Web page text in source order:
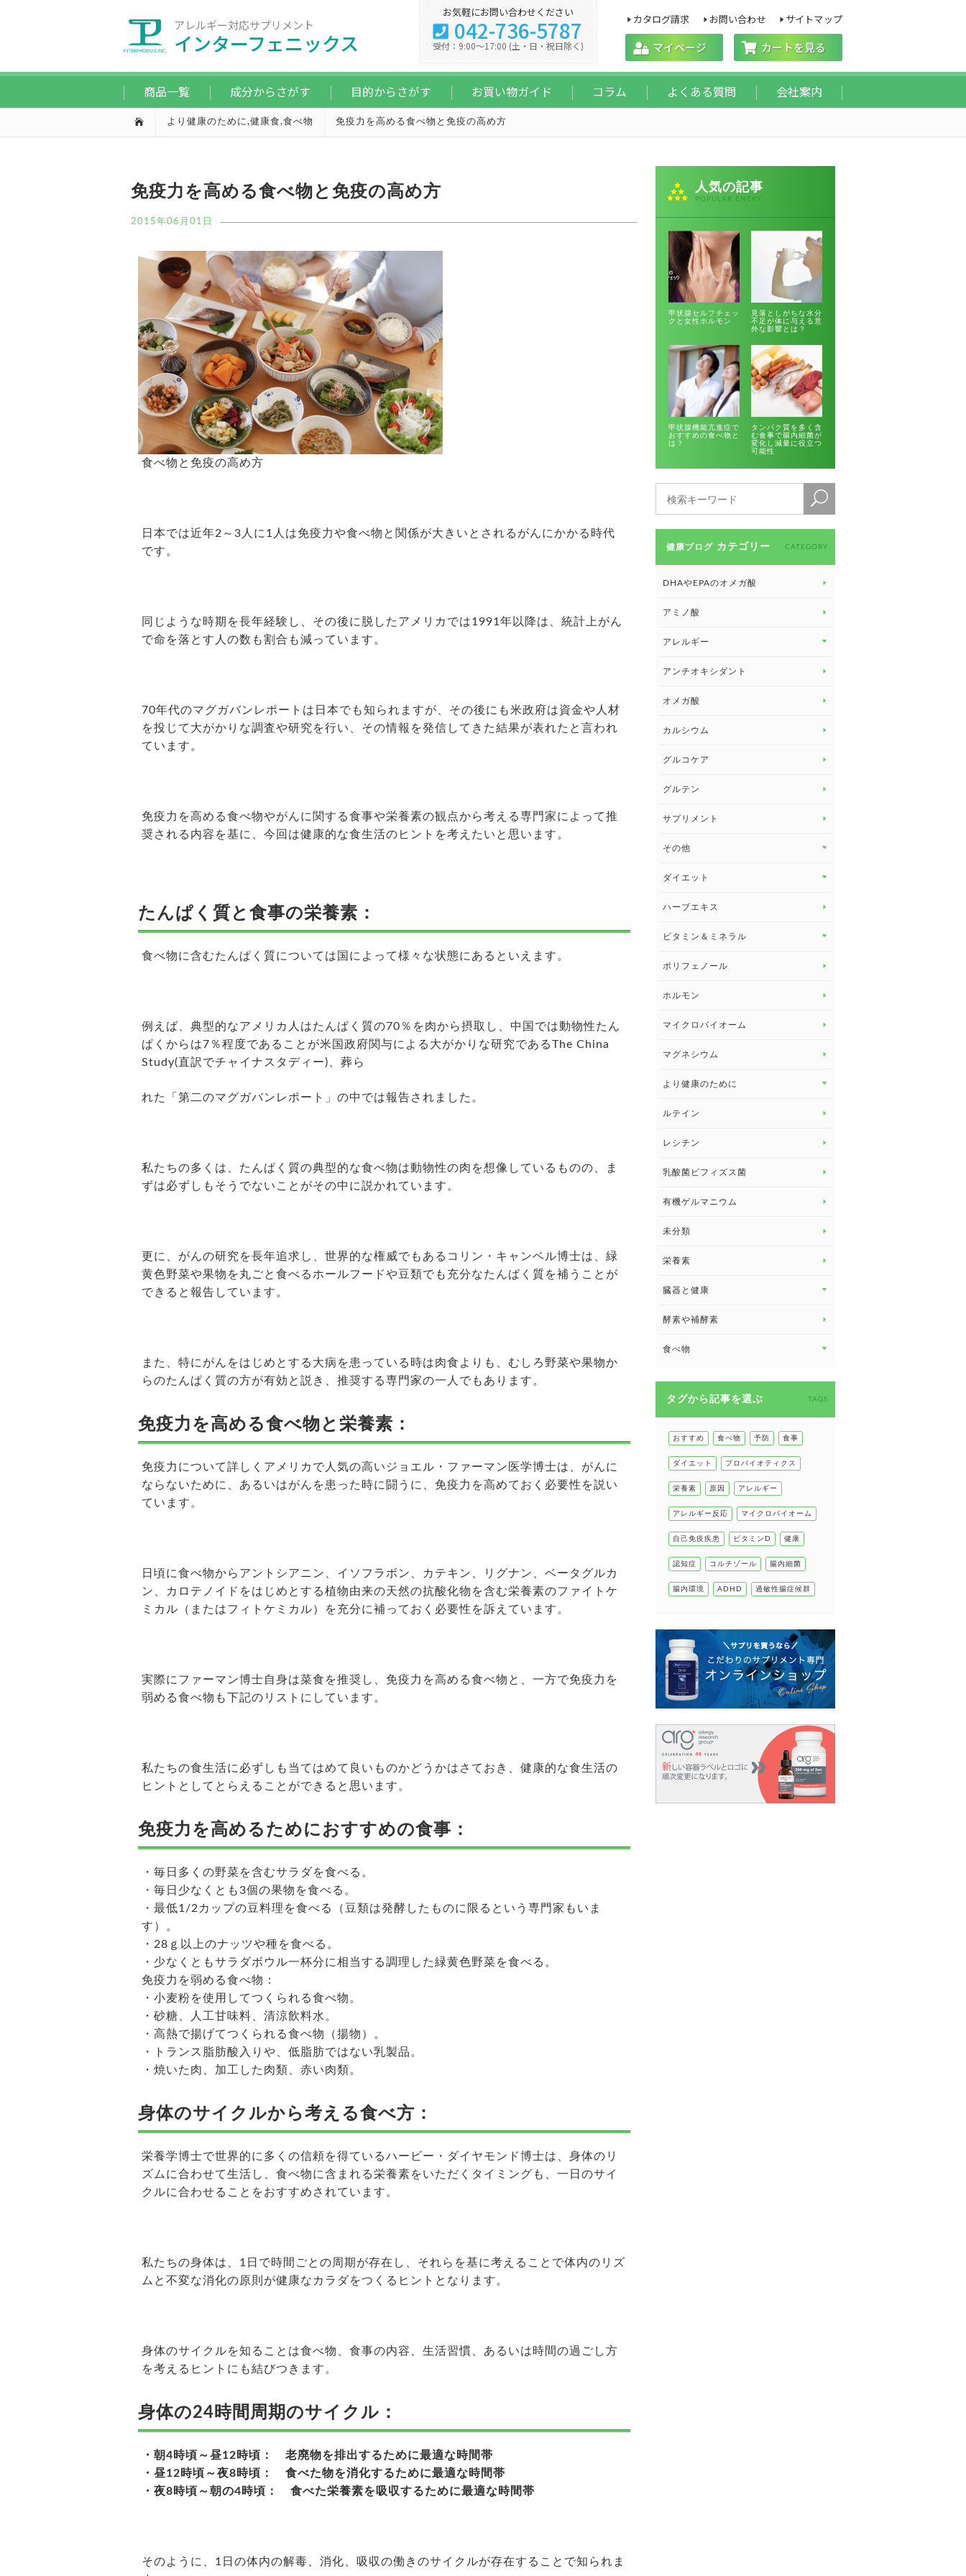
アレルギー対応サプリメント
インターフェニックス マイページ カートを見る
商品一覧 成分からさがす 目的からさがす お買い物ガイド コラム よくある質問 会社案内
カタログ請求 お問い合わせ サイトマップ
お気軽にお問い合わせください
042-736-5787
受付：9:00～17:00 (土・日・祝日除く)
より健康のために,健康食,食べ物 免疫力を高める食べ物と免疫の高め方
免疫力を高める食べ物と免疫の高め方
2015年06月01日
食べ物と免疫の高め方
日本では近年2～3人に1人は免疫力や食べ物と関係が大きいとされるがんにかかる時代
です。
同じような時期を長年経験し、その後に脱したアメリカでは1991年以降は、統計上がん
で命を落とす人の数も割合も減っています。
70年代のマグガバンレポートは日本でも知られますが、その後にも米政府は資金や人材
を投じて大がかりな調査や研究を行い、その情報を発信してきた結果が表れたと言われ
ています。
免疫力を高める食べ物やがんに関する食事や栄養素の観点から考える専門家によって推
奨される内容を基に、今回は健康的な食生活のヒントを考えたいと思います。
たんぱく質と食事の栄養素：
食べ物に含むたんぱく質については国によって様々な状態にあるといえます。
例えば、典型的なアメリカ人はたんぱく質の70％を肉から摂取し、中国では動物性たん
ぱくからは7％程度であることが米国政府関与による大がかりな研究であるThe China
Study(直訳でチャイナスタディー)、葬ら
れた「第二のマグガバンレポート」の中では報告されました。
私たちの多くは、たんぱく質の典型的な食べ物は動物性の肉を想像しているものの、ま
ずは必ずしもそうでないことがその中に説かれています。
更に、がんの研究を長年追求し、世界的な権威でもあるコリン・キャンベル博士は、緑
黄色野菜や果物を丸ごと食べるホールフードや豆類でも充分なたんぱく質を補うことが
できると報告しています。
また、特にがんをはじめとする大病を患っている時は肉食よりも、むしろ野菜や果物か
らのたんぱく質の方が有効と説き、推奨する専門家の一人でもあります。
免疫力を高める食べ物と栄養素：
免疫力について詳しくアメリカで人気の高いジョエル・ファーマン医学博士は、がんに
ならないために、あるいはがんを患った時に闘うに、免疫力を高めておく必要性を説い
ています。
日頃に食べ物からアントシアニン、イソフラボン、カテキン、リグナン、ベータグルカ
ン、カロテノイドをはじめとする植物由来の天然の抗酸化物を含む栄養素のファイトケ
ミカル（またはフィトケミカル）を充分に補っておく必要性を訴えています。
実際にファーマン博士自身は菜食を推奨し、免疫力を高める食べ物と、一方で免疫力を
弱める食べ物も下記のリストにしています。
私たちの食生活に必ずしも当てはめて良いものかどうかはさておき、健康的な食生活の
ヒントとしてとらえることができると思います。
免疫力を高めるためにおすすめの食事：
・毎日多くの野菜を含むサラダを食べる。
・毎日少なくとも3個の果物を食べる。
・最低1/2カップの豆料理を食べる（豆類は発酵したものに限るという専門家もいま
す）。
・28ｇ以上のナッツや種を食べる。
・少なくともサラダボウル一杯分に相当する調理した緑黄色野菜を食べる。
免疫力を弱める食べ物：
・小麦粉を使用してつくられる食べ物。
・砂糖、人工甘味料、清涼飲料水。
・高熱で揚げてつくられる食べ物（揚物）。
・トランス脂肪酸入りや、低脂肪ではない乳製品。
・焼いた肉、加工した肉類、赤い肉類。
身体のサイクルから考える食べ方：
栄養学博士で世界的に多くの信頼を得ているハービー・ダイヤモンド博士は、身体のリ
ズムに合わせて生活し、食べ物に含まれる栄養素をいただくタイミングも、一日のサイ
クルに合わせることをおすすめされています。
私たちの身体は、1日で時間ごとの周期が存在し、それらを基に考えることで体内のリズ
ムと不変な消化の原則が健康なカラダをつくるヒントとなります。
身体のサイクルを知ることは食べ物、食事の内容、生活習慣、あるいは時間の過ごし方
を考えるヒントにも結びつきます。
身体の24時間周期のサイクル：
・朝4時頃～昼12時頃： 老廃物を排出するために最適な時間帯
・昼12時頃～夜8時頃： 食べた物を消化するために最適な時間帯
・夜8時頃～朝の4時頃： 食べた栄養素を吸収するために最適な時間帯
そのように、1日の体内の解毒、消化、吸収の働きのサイクルが存在することで知られま
人気の記事
POPULAR ENTRY
甲状腺セルフチェッ
クと女性ホルモン
見落としがちな水分
不足が体に与える意
外な影響とは？
甲状腺機能亢進症で
おすすめの食べ物と
は？
タンパク質を多く含
む食事で腸内細菌が
変化し減量に役立つ
可能性
健康ブログ カテゴリー CATEGORY
DHAやEPAのオメガ酸
アミノ酸
アレルギー
アレルギー トップ
アンチオキシダント
オメガ酸
カルシウム
グルコケア
グルテン
サプリメント
その他
その他 トップ
健康セミナー
ダイエット
ダイエット トップ
ハーブエキス
ビタミン＆ミネラル
ビタミン＆ミネラル トップ
ビタミンE
ポリフェノール
ホルモン
マイクロバイオーム
マグネシウム
より健康のために
より健康のために トップ
眼の健康
睡眠
ルテイン
レシチン
乳酸菌ビフィズス菌
有機ゲルマニウム
未分類
栄養素
臓器と健康
臓器と健康 トップ
甲状腺
肌
肝臓の健康
腸の健康
酵素や補酵素
食べ物
健康食
タグから記事を選ぶ TAGS
おすすめ 食べ物 予防 食事
ダイエット プロバイオティクス
栄養素 原因 アレルギー
アレルギー反応 マイクロバイオーム
自己免疫疾患 ビタミンD 健康
認知症 コルチゾール 腸内細菌
腸内環境 ADHD 過敏性腸症候群